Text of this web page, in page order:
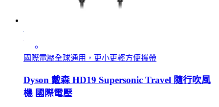
國際電壓全球通用，更小更輕方便攜帶
Dyson 戴森 HD19 Supersonic Travel 隨行吹風
機 國際電壓